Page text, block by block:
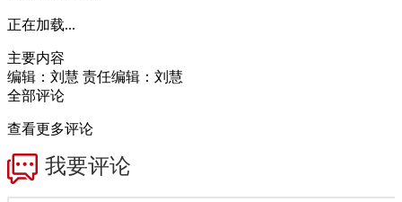
正在加载...
主要内容
编辑：刘慧 责任编辑：刘慧
全部评论
查看更多评论